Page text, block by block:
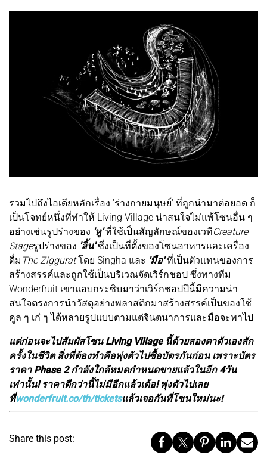
รวมไปถึงไอเดียหลักเรื่อง 'ร่างกายมนุษย์' ที่ถูกนำมาต่อยอด ก็
เป็นโจทย์หนึ่งที่ทำให้ Living Village น่าสนใจไม่แพ้โซนอื่น ๆ
อย่างเช่นรูปร่างของ 'หู'ที่ใช้เป็นสัญลักษณ์ของเวทีCreature
Stageรูปร่างของ 'ลิ้น' ซึ่งเป็นที่ตั้งของโซนอาหารและเครื่อง
ดื่ม The Zigguratโดย Singha และ 'มือ'ที่เป็นตัวแทนของการ
สร้างสรรค์และถูกใช้เป็นบริเวณจัดเวิร์กชอป ซึ่งทางทีม
Wonderfruit เขาแอบกระซิบมาว่าเวิร์กชอปปีนี้มีความน่า
สนใจตรงการนำวัสดุอย่างพลาสติกมาสร้างสรรค์เป็นของใช้
คูล ๆ เก๋ ๆ ได้หลายรูปแบบตามแต่จินตนาการและมือจะพาไป
แต่ก่อนจะไปสัมผัสโซน Living Village นี้ด้วยสองตาตัวเองสัก
ครั้งในชีวิต สิ่งที่ต้องทำคือพุ่งตัวไปซื้อบัตรกันก่อน เพราะบัตร
ราคา Phase 2 กำลังใกล้หมดกำหนดขายแล้วในอีก 4วัน
เท่านั้น! ราคาดีกว่านี้ไม่มีอีกแล้วเด้อ! พุ่งตัวไปเลย
ที่wonderfruit.co/th/ticketsแล้วเจอกันที่โซนใหม่นะ!
Share this post: